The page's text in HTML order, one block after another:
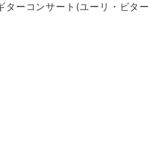
コンサート(ユーリ・ビター